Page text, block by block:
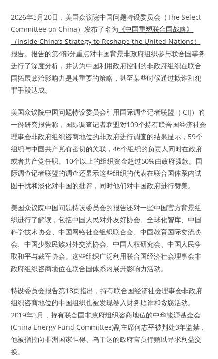
2026年3月20日，美国众议院中国问题特设委员会（The Select
Committee on China）发布了名为 《中国重塑联合国战略》
（Inside China’s Strategy to Reshape the United Nations）
报告。报告的第4部分重点对中国背景非政府组织参与联合国事务
进行了深度分析，并认为中国利用政府控制的非政府组织在联合
国拓展政治影响力是其重要的策略，甚至某些时候通过欺诈和犯
罪手段达成。
美国众议院中国问题特设委员会引用国际调查记者联盟（ICIJ）的
一份研究报告称，国际调查记者联盟对109个持有联合国经济社会
理事会非政府组织咨商地位的非政府进行调查的结果显示，59个
组织与中国共产党有密切的关联，46个组织的负责人同时在政府
或者共产党任职。10个以上的组织资金超过50%由政府拨款。国
际调查记者联盟的调查还显示这些组织的代表在联合国体系内试
图干扰和淡化对中国的批评，同时他们对中国政府进行赞美。
美国众议院中国问题特设委员会的报告还对一些中国官方背景组
织进行了解读，包括中国人民对外友好协会、全球化智库、中国
科学技术协会、中国网络社会组织联合会、中国教育国际交流协
会、中国少数民族对外交流协会、中国人权研究会、中国人民争
取和平与裁军协会。这些组织广泛利用联合国经济社会理事会非
政府组织咨商地位在联合国体系内展开影响力活动。
特设委员会报告第18页指出，持有联合国经济社会理事会非政府
组织咨商地位的中国组织也被发现卷入财务欺诈和贪腐活动。
2019年3月，持有联合国非政府组织咨商地位的中华能源基金会
(China Energy Fund Committee)副主席何志平被判处3年监禁，
他被指控向非洲国家乍得、乌干达的政府官员行贿以寻求利益交
换。